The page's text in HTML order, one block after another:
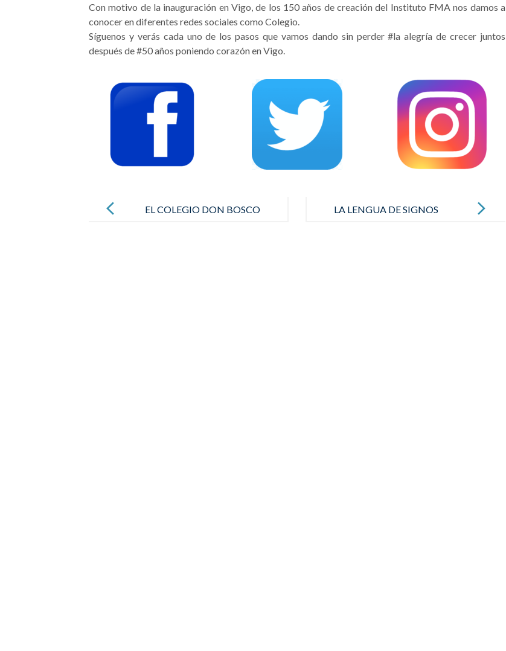
Con motivo de la inauguración en Vigo, de los 150 años de creación del Instituto FMA nos damos a
conocer en diferentes redes sociales como Colegio.
Síguenos y verás cada uno de los pasos que vamos dando sin perder #la alegría de crecer juntos
después de #50 años poniendo corazón en Vigo.
navigation
EL COLEGIO DON BOSCO
LA LENGUA DE SIGNOS